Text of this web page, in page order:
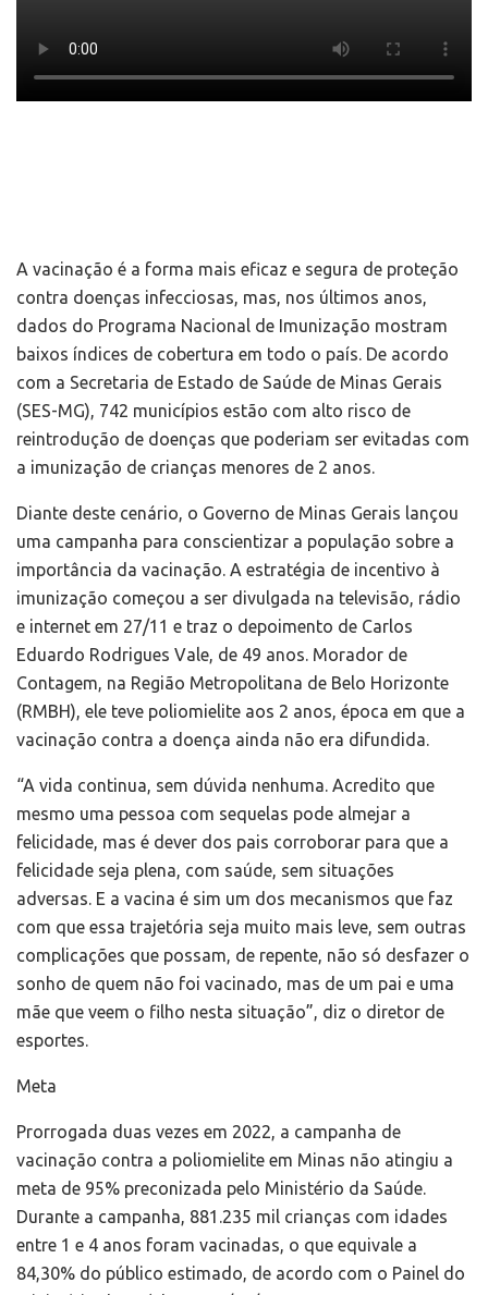
A vacinação é a forma mais eficaz e segura de proteção
contra doenças infecciosas, mas, nos últimos anos,
dados do Programa Nacional de Imunização mostram
baixos índices de cobertura em todo o país. De acordo
com a Secretaria de Estado de Saúde de Minas Gerais
(SES-MG), 742 municípios estão com alto risco de
reintrodução de doenças que poderiam ser evitadas com
a imunização de crianças menores de 2 anos.
Diante deste cenário, o Governo de Minas Gerais lançou
uma campanha para conscientizar a população sobre a
importância da vacinação. A estratégia de incentivo à
imunização começou a ser divulgada na televisão, rádio
e internet em 27/11 e traz o depoimento de Carlos
Eduardo Rodrigues Vale, de 49 anos. Morador de
Contagem, na Região Metropolitana de Belo Horizonte
(RMBH), ele teve poliomielite aos 2 anos, época em que a
vacinação contra a doença ainda não era difundida.
“A vida continua, sem dúvida nenhuma. Acredito que
mesmo uma pessoa com sequelas pode almejar a
felicidade, mas é dever dos pais corroborar para que a
felicidade seja plena, com saúde, sem situações
adversas. E a vacina é sim um dos mecanismos que faz
com que essa trajetória seja muito mais leve, sem outras
complicações que possam, de repente, não só desfazer o
sonho de quem não foi vacinado, mas de um pai e uma
mãe que veem o filho nesta situação”, diz o diretor de
esportes.
Meta
Prorrogada duas vezes em 2022, a campanha de
vacinação contra a poliomielite em Minas não atingiu a
meta de 95% preconizada pelo Ministério da Saúde.
Durante a campanha, 881.235 mil crianças com idades
entre 1 e 4 anos foram vacinadas, o que equivale a
84,30% do público estimado, de acordo com o Painel do